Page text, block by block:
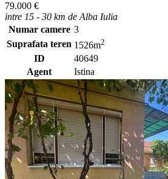
79.000 €
intre 15 - 30 km de Alba Iulia
Numar camere 3
Suprafata teren 1526m2
ID
40649
Agent
Istina